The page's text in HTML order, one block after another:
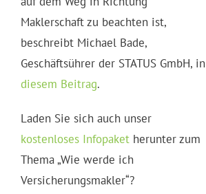
Maklerschaft zu beachten ist,
beschreibt Michael Bade,
Geschäftsührer der STATUS GmbH, in
diesem Beitrag.
Laden Sie sich auch unser
kostenloses Infopaket herunter zum
Thema „Wie werde ich
Versicherungsmakler“?